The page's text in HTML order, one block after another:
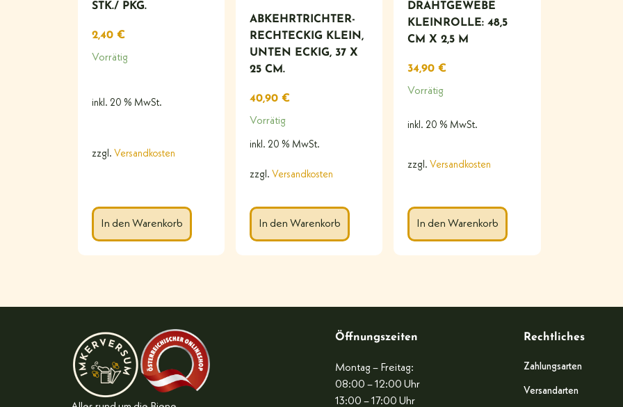
TK./ PKG.
2,40 €
Vorrätig
inkl. 20 % MwSt.
zzgl. Versandkosten
In den Warenkorb
ABKEHRTRICHTER-
RECHTECKIG KLEIN,
UNTEN ECKIG, 37 X
25 CM.
40,90€
Vorrätig
inkl. 20 % MwSt.
zzgl. Versandkosten
In den Warenkorb
DRAHTGEWEBE
KLEINROLLE: 48,5
CM X 2,5 M
34,90€
Vorrätig
inkl. 20 % MwSt.
zzgl. Versandkosten
In den Warenkorb
Öffnungszeiten
Montag – Freitag:
08:00 – 12:00 Uhr
13:00 – 17:00 Uhr
Rechtliches
Zahlungsarten
Versandarten